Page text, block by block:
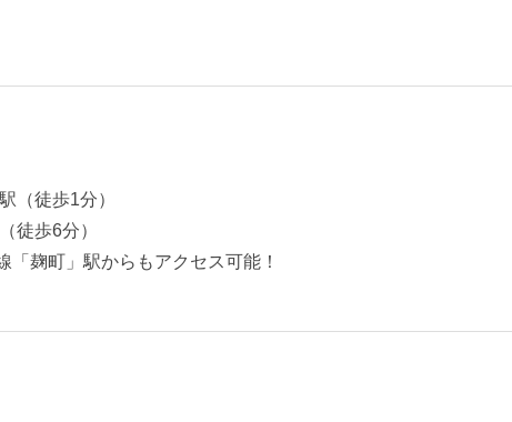
（徒歩1分）
徒歩6分）
「麹町」駅からもアクセス可能！